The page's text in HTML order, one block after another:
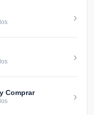
›
›
Comprar ›